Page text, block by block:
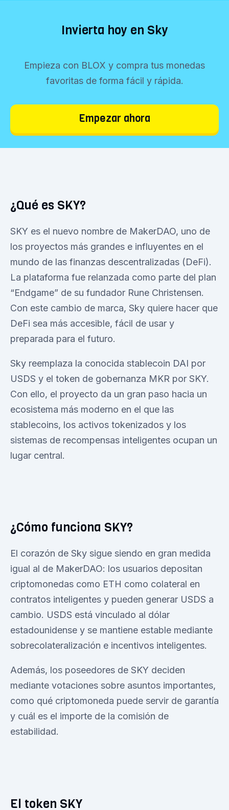
Invierta hoy en Sky
Empieza con BLOX y compra tus monedas
favoritas de forma fácil y rápida.
Empezar ahora
¿Qué es SKY?
SKY es el nuevo nombre de MakerDAO, uno de
los proyectos más grandes e influyentes en el
mundo de las finanzas descentralizadas (DeFi).
La plataforma fue relanzada como parte del plan
“Endgame” de su fundador Rune Christensen.
Con este cambio de marca, Sky quiere hacer que
DeFi sea más accesible, fácil de usar y
preparada para el futuro.
Sky reemplaza la conocida stablecoin DAI por
USDS y el token de gobernanza MKR por SKY.
Con ello, el proyecto da un gran paso hacia un
ecosistema más moderno en el que las
stablecoins, los activos tokenizados y los
sistemas de recompensas inteligentes ocupan un
lugar central.
¿Cómo funciona SKY?
El corazón de Sky sigue siendo en gran medida
igual al de MakerDAO: los usuarios depositan
criptomonedas como ETH como colateral en
contratos inteligentes y pueden generar USDS a
cambio. USDS está vinculado al dólar
estadounidense y se mantiene estable mediante
sobrecolateralización e incentivos inteligentes.
Además, los poseedores de SKY deciden
mediante votaciones sobre asuntos importantes,
como qué criptomoneda puede servir de garantía
y cuál es el importe de la comisión de
estabilidad.
El token SKY